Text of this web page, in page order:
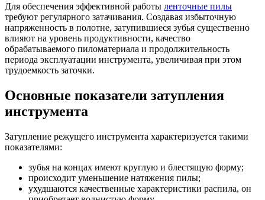
Для обеспечения эффективной работы ленточные пилы
требуют регулярного затачивания. Создавая избыточную
напряженность в полотне, затупившиеся зубья существенно
влияют на уровень продуктивности, качество
обрабатываемого пиломатериала и продолжительность
периода эксплуатации инструмента, увеличивая при этом
трудоемкость заточки.
Основные показатели затупления
инструмента
Затупление режущего инструмента характеризуется такими
показателями:
зубья на концах имеют круглую и блестящую форму;
происходит уменьшение натяжения пилы;
ухудшаются качественные характеристики распила, он